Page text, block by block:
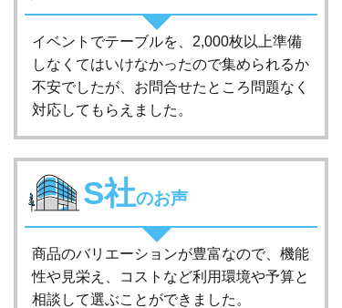
イベントでテーブルを、2,000枚以上準備
しなくてはいけなかったので集められるか
不安でしたが、お問合せたところ問題なく
対応してもらえました。
S社のお声
商品のバリエーションが豊富なので、機能
性や見栄え、コストなど利用環境や予算と
相談して選ぶことができました。